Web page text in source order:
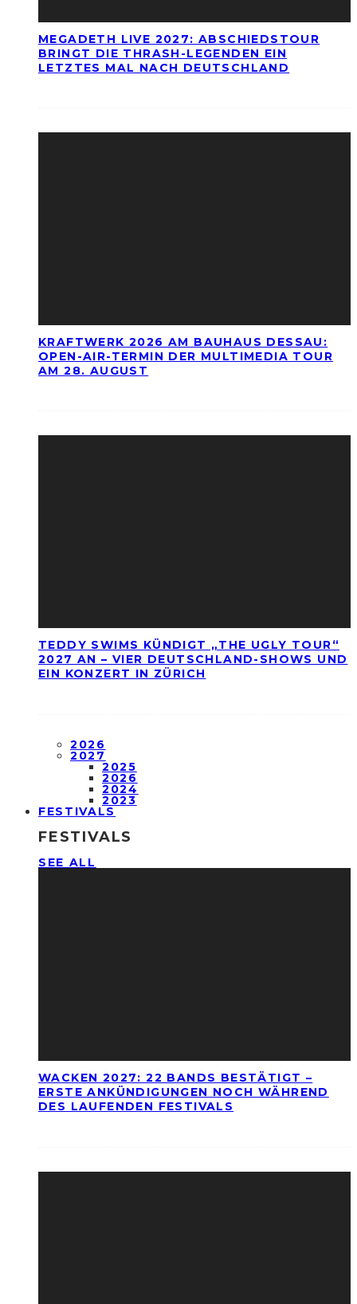
MEGADETH LIVE 2027: ABSCHIEDSTOUR
BRINGT DIE THRASH-LEGENDEN EIN
LETZTES MAL NACH DEUTSCHLAND
KRAFTWERK 2026 AM BAUHAUS DESSAU:
OPEN-AIR-TERMIN DER MULTIMEDIA TOUR
AM 28. AUGUST
TEDDY SWIMS KÜNDIGT „THE UGLY TOUR“
2027 AN – VIER DEUTSCHLAND-SHOWS UND
EIN KONZERT IN ZÜRICH
2026
2027
2025
2026
2024
2023
FESTIVALS
FESTIVALS
SEE ALL
WACKEN 2027: 22 BANDS BESTÄTIGT –
ERSTE ANKÜNDIGUNGEN NOCH WÄHREND
DES LAUFENDEN FESTIVALS